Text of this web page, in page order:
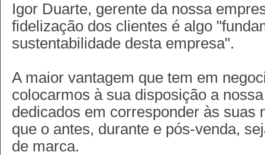
Igor Duarte, gerente da nossa
fidelização dos clientes é algo
sustentabilidade desta empresa".
A maior vantagem que tem em
colocarmos à sua disposição a
dedicados em corresponder às suas
que o antes, durante e pós-venda,
de marca.